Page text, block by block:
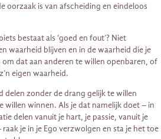
oorzaak is van afscheiding en eindeloos
bestaat als ‘goed en fout’? Niet
waarheid blijven en in de waarheid die je
dat aan anderen te willen openbaren, of
eigen waarheid.
delen zonder de drang gelijk te willen
willen winnen. Als je dat namelijk doet – in
delen vanuit je hart, je passie, vanuit je
je in je Ego verzwolgen en sta je het toe